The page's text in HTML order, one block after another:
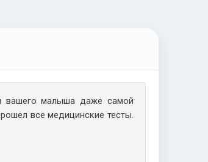
вашего малыша даже самой
все медицинские тесты.